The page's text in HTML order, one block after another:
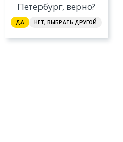
Петербург, верно?
ДА НЕТ, ВЫБРАТЬ ДРУГОЙ